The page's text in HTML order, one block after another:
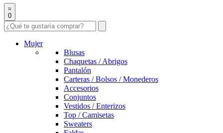
0
Mujer
Blusas
Chaquetas / Abrigos
Pantalón
Carteras / Bolsos / Monederos
Accesorios
Conjuntos
Vestidos / Enterizos
Top / Camisetas
Sweaters